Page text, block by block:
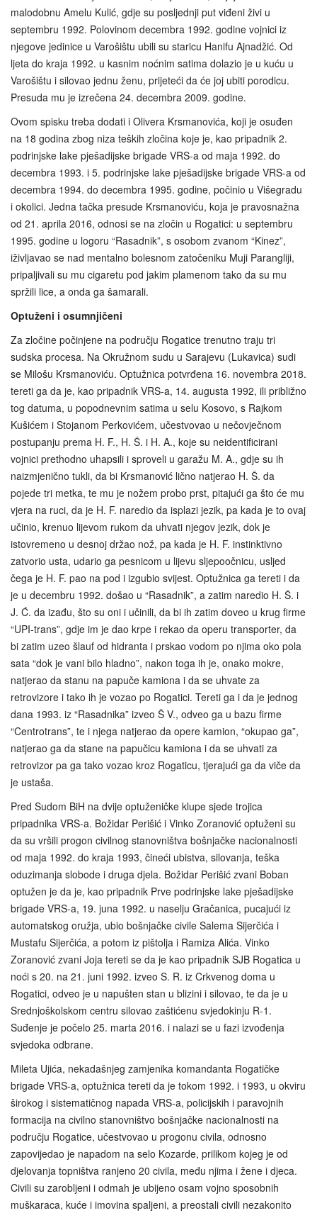
malodobnu Amelu Kulić, gdje su posljednji put viđeni živi u
septembru 1992. Polovinom decembra 1992. godine vojnici iz
njegove jedinice u Varošištu ubili su staricu Hanifu Ajnadžić. Od
ljeta do kraja 1992. u kasnim noćnim satima dolazio je u kuću u
Varošištu i silovao jednu ženu, prijeteći da će joj ubiti porodicu.
Presuda mu je izrečena 24. decembra 2009. godine.
Ovom spisku treba dodati i Olivera Krsmanovića, koji je osuđen
na 18 godina zbog niza teških zločina koje je, kao pripadnik 2.
podrinjske lake pješadijske brigade VRS-a od maja 1992. do
decembra 1993. i 5. podrinjske lake pješadijske brigade VRS-a od
decembra 1994. do decembra 1995. godine, počinio u Višegradu
i okolici. Jedna tačka presude Krsmanoviću, koja je pravosnažna
od 21. aprila 2016, odnosi se na zločin u Rogatici: u septembru
1995. godine u logoru “Rasadnik”, s osobom zvanom “Kinez”,
iživljavao se nad mentalno bolesnom zatočeniku Muji Parangliji,
pripaljivali su mu cigaretu pod jakim plamenom tako da su mu
spržili lice, a onda ga šamarali.
Optuženi i osumnjičeni
Za zločine počinjene na području Rogatice trenutno traju tri
sudska procesa. Na Okružnom sudu u Sarajevu (Lukavica) sudi
se Milošu Krsmanoviću. Optužnica potvrđena 16. novembra 2018.
tereti ga da je, kao pripadnik VRS-a, 14. augusta 1992, ili približno
tog datuma, u popodnevnim satima u selu Kosovo, s Rajkom
Kušićem i Stojanom Perkovićem, učestvovao u nečovječnom
postupanju prema H. F., H. Š. i H. A., koje su neidentificirani
vojnici prethodno uhapsili i sproveli u garažu M. A., gdje su ih
naizmjenično tukli, da bi Krsmanović lično natjerao H. Š. da
pojede tri metka, te mu je nožem probo prst, pitajući ga što će mu
vjera na ruci, da je H. F. naredio da isplazi jezik, pa kada je to ovaj
učinio, krenuo lijevom rukom da uhvati njegov jezik, dok je
istovremeno u desnoj držao nož, pa kada je H. F. instinktivno
zatvorio usta, udario ga pesnicom u lijevu sljepoočnicu, usljed
čega je H. F. pao na pod i izgubio svijest. Optužnica ga tereti i da
je u decembru 1992. došao u “Rasadnik”, a zatim naredio H. Š. i
J. Ć. da izađu, što su oni i učinili, da bi ih zatim doveo u krug firme
“UPI-trans”, gdje im je dao krpe i rekao da operu transporter, da
bi zatim uzeo šlauf od hidranta i prskao vodom po njima oko pola
sata “dok je vani bilo hladno”, nakon toga ih je, onako mokre,
natjerao da stanu na papuče kamiona i da se uhvate za
retrovizore i tako ih je vozao po Rogatici. Tereti ga i da je jednog
dana 1993. iz “Rasadnika” izveo Š V., odveo ga u bazu firme
“Centrotrans”, te i njega natjerao da opere kamion, “okupao ga”,
natjerao ga da stane na papučicu kamiona i da se uhvati za
retrovizor pa ga tako vozao kroz Rogaticu, tjerajući ga da viče da
je ustaša.
Pred Sudom BiH na dvije optuženičke klupe sjede trojica
pripadnika VRS-a. Božidar Perišić i Vinko Zoranović optuženi su
da su vršili progon civilnog stanovništva bošnjačke nacionalnosti
od maja 1992. do kraja 1993, čineći ubistva, silovanja, teška
oduzimanja slobode i druga djela. Božidar Perišić zvani Boban
optužen je da je, kao pripadnik Prve podrinjske lake pješadijske
brigade VRS-a, 19. juna 1992. u naselju Gračanica, pucajući iz
automatskog oružja, ubio bošnjačke civile Salema Sijerčića i
Mustafu Sijerčića, a potom iz pištolja i Ramiza Alića. Vinko
Zoranović zvani Joja tereti se da je kao pripadnik SJB Rogatica u
noći s 20. na 21. juni 1992. izveo S. R. iz Crkvenog doma u
Rogatici, odveo je u napušten stan u blizini i silovao, te da je u
Srednjoškolskom centru silovao zaštićenu svjedokinju R-1.
Suđenje je počelo 25. marta 2016. i nalazi se u fazi izvođenja
svjedoka odbrane.
Mileta Ujića, nekadašnjeg zamjenika komandanta Rogatičke
brigade VRS-a, optužnica tereti da je tokom 1992. i 1993, u okviru
širokog i sistematičnog napada VRS-a, policijskih i paravojnih
formacija na civilno stanovništvo bošnjačke nacionalnosti na
području Rogatice, učestvovao u progonu civila, odnosno
zapovijedao je napadom na selo Kozarde, prilikom kojeg je od
djelovanja topništva ranjeno 20 civila, među njima i žene i djeca.
Civili su zarobljeni i odmah je ubijeno osam vojno sposobnih
muškaraca, kuće i imovina spaljeni, a preostali civili nezakonito